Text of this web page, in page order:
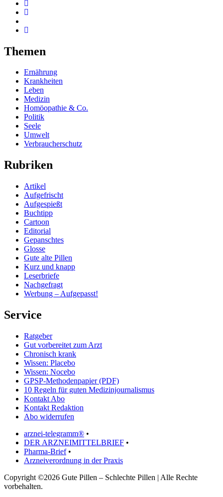
Themen
Ernährung
Krankheiten
Leben
Medizin
Homöopathie & Co.
Politik
Seele
Umwelt
Verbraucherschutz
Rubriken
Artikel
Aufgefrischt
Aufgespießt
Buchtipp
Cartoon
Editorial
Gepanschtes
Glosse
Gute alte Pillen
Kurz und knapp
Leserbriefe
Nachgefragt
Werbung – Aufgepasst!
Service
Ratgeber
Gut vorbereitet zum Arzt
Chronisch krank
Wissen: Placebo
Wissen: Nocebo
GPSP-Methodenpapier (PDF)
10 Regeln für guten Medizinjournalismus
Kontakt Abo
Kontakt Redaktion
Abo widerrufen
arznei-telegramm® •
DER ARZNEIMITTELBRIEF •
Pharma-Brief•
Arzneiverordnung in der Praxis
Copyright ©2026 Gute Pillen – Schlechte Pillen | Alle Rechte
vorbehalten.